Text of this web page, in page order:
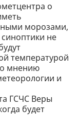
о
морозами,
не
температурой
мнению
и
ГСЧС Веры
будет